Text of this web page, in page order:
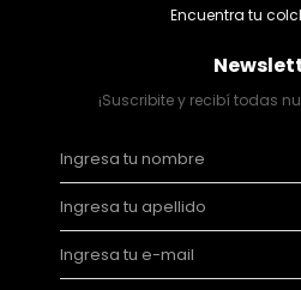
Encuentra tu
¡Suscribite y recibí todas